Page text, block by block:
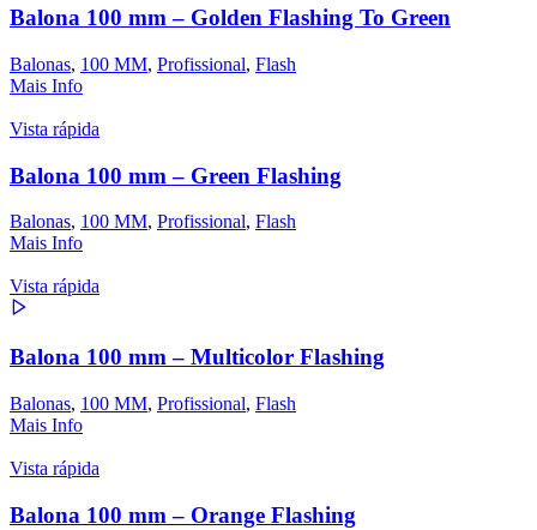
Balona 100 mm – Golden Flashing To Green
Balonas, 100 MM, Profissional, Flash
Mais Info
Vista rápida
Balona 100 mm – Green Flashing
Balonas, 100 MM, Profissional, Flash
Mais Info
Vista rápida
Balona 100 mm – Multicolor Flashing
Balonas, 100 MM, Profissional, Flash
Mais Info
Vista rápida
Balona 100 mm – Orange Flashing